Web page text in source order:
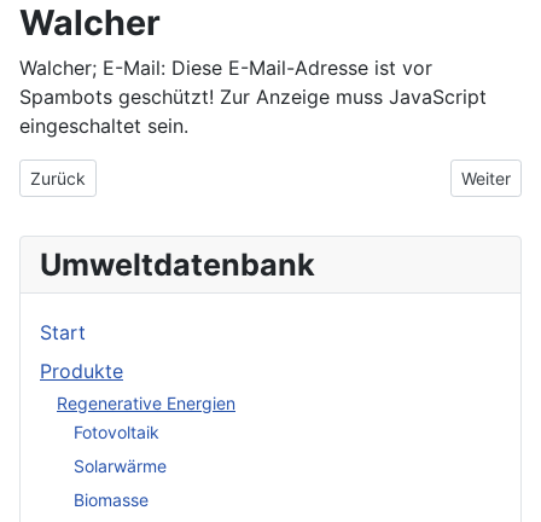
Walcher
Walcher; E-Mail: Diese E-Mail-Adresse ist vor
Spambots geschützt! Zur Anzeige muss JavaScript
eingeschaltet sein.
Vorheriger Beitrag: STAHL Steuerungssysteme
Zurück Nächster
Weiter
Umweltdatenbank
Start
Produkte
Regenerative Energien
Fotovoltaik
Solarwärme
Biomasse